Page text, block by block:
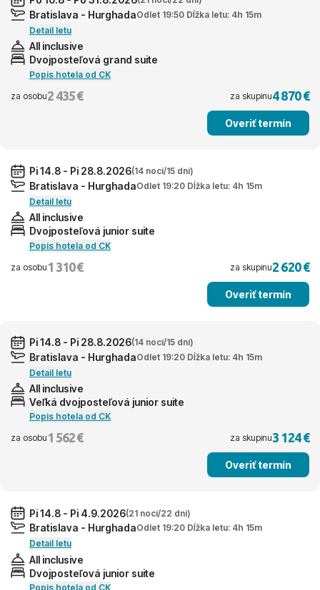
Bratislava - HurghadaOdlet 19:50 Dĺžka letu: 4h 15m
Detail letu
All inclusive
Dvojposteľová grand suite
Popis hotela od CK
za osobu2 435 € za skupinu4 870 €
Overiť termín
Pi 14.8 - Pi 28.8.2026(14 nocí/15 dní)
Bratislava - HurghadaOdlet 19:20 Dĺžka letu: 4h 15m
Detail letu
All inclusive
Dvojposteľová junior suite
Popis hotela od CK
za osobu 1 310 € za skupinu2 620 €
Overiť termín
Pi 14.8 - Pi 28.8.2026(14 nocí/15 dní)
Bratislava - HurghadaOdlet 19:20 Dĺžka letu: 4h 15m
Detail letu
All inclusive
Veľká dvojposteľová junior suite
Popis hotela od CK
za osobu 1 562 € za skupinu3 124 €
Overiť termín
Pi 14.8 - Pi 4.9.2026(21 nocí/22 dní)
Bratislava - HurghadaOdlet 19:20 Dĺžka letu: 4h 15m
Detail letu
All inclusive
Dvojposteľová junior suite
Popis hotela od CK